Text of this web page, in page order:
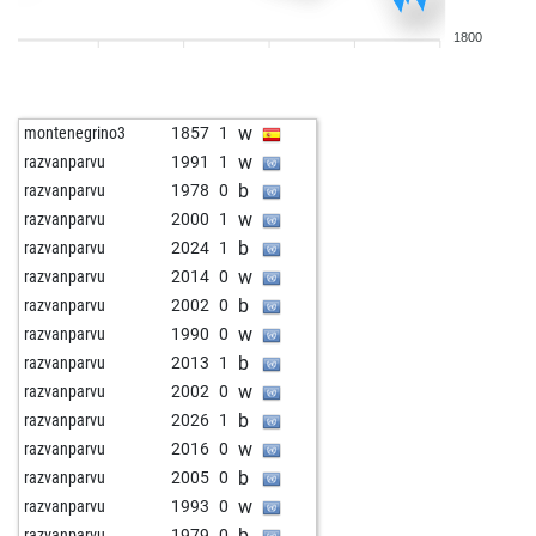
w
position 2244 0 b
dukic 1899 0 w
moebius 1789 1
pupkin2 1926 1 w
pupkin2 1936 1
anninger 1795 1 w
jojolefou 1806 1
davidmcfadyen 1259 0 b
thapg 933 1
hühnersuppe 1844 1 w
moebius 1949 1 w
giovanni capri 1982 1 w
augustin-5 1855 0
chaturanga71 2301 0 w
1800
montenegrino3 1857 1 w
razvanparvu 1991 1 w
razvanparvu 1978 0 b
razvanparvu 2000 1 w
razvanparvu 2024 1 b
razvanparvu 2014 0 w
razvanparvu 2002 0 b
razvanparvu 1990 0 w
razvanparvu 2013 1 b
razvanparvu 2002 0 w
razvanparvu 2026 1 b
razvanparvu 2016 0 w
razvanparvu 2005 0 b
razvanparvu 1993 0 w